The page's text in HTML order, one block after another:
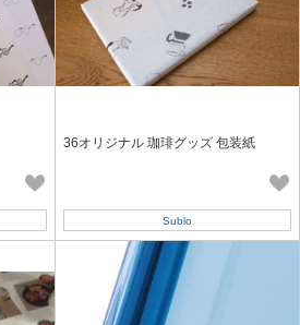
36オリジナル 珈琲グッズ 包装紙
Sublo